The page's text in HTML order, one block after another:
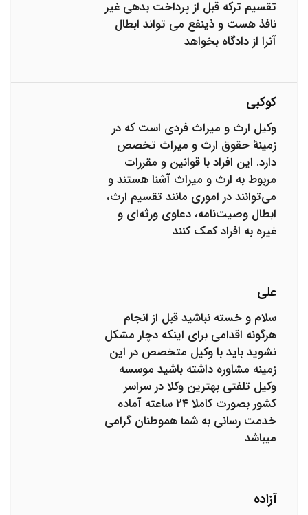
تقسیم ترکه قبل از پرداخت بدهی غیر
نافذ هست و ذینفع می تواند ابطال
آنرا از دادگاه بخواهد
کوکبی
وکیل ارث و میراث فردی است که در
زمینهٔ حقوق ارث و میراث تخصص
دارد. این افراد با قوانین و مقررات
مربوط به ارث و میراث آشنا هستند و
می‌توانند در اموری مانند تقسیم ارث،
ابطال وصیت‌نامه، دعاوی ورثه‌ای و
غیره به افراد کمک کنند
علی
سلام و خسته نباشید قبل از انجام
هرگونه اقدامی برای اینکه دچار مشکل
نشوید باید با وکیل متخصص در این
زمینه مشاوره داشته باشید موسسه
وکیل تلفتی بهترین وکلا در سراسر
کشور بصورت کاملا ۲۴ ساعته آماده
خدمت رسانی به شما هموطنان گرامی
میباشد
آزاده